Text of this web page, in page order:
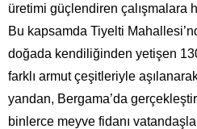
üretimi güçlendiren çalışmalara
Bu kapsamda Tiyelti
doğada kendiliğinden yetişen
farklı armut çeşitleriyle
yandan, Bergama’da
binlerce meyve fidanı